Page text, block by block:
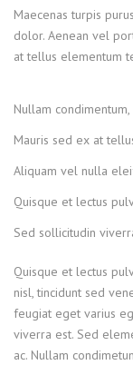
Maecenas turpis
dolor. Aenean vel
at tellus elementum
Nullam
Mauris sed ex at
Aliquam vel nulla
Quisque et lectus
Sed sollicitudin
Quisque et lectus
nisl, tincidunt sed
feugiat eget varius
viverra est. Sed
ac. Nullam